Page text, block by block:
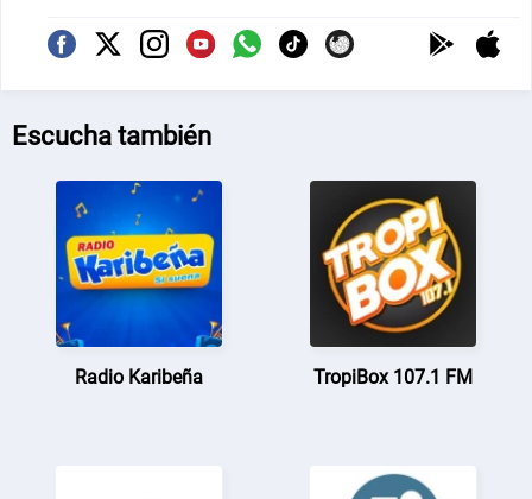
Escucha también
Radio Karibeña TropiBox 107.1 FM